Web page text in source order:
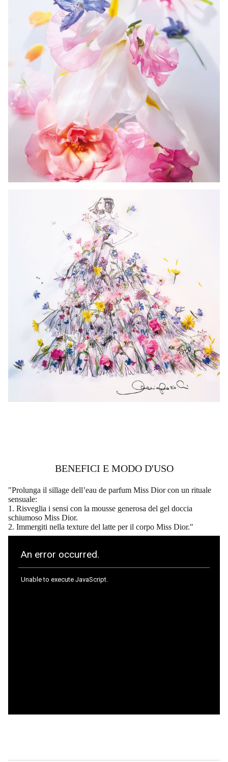
BENEFICI E MODO D'USO
"Prolunga il sillage dell’eau de parfum Miss Dior con un rituale
sensuale:
1. Risveglia i sensi con la mousse generosa del gel doccia
schiumoso Miss Dior.
2. Immergiti nella texture del latte per il corpo Miss Dior."